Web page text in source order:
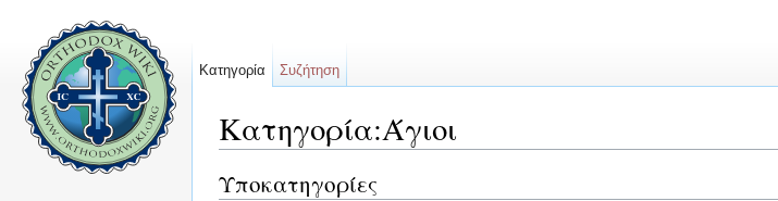
Κατηγορία:Άγιοι
Υποκατηγορίες
Κατηγορία Συζήτηση